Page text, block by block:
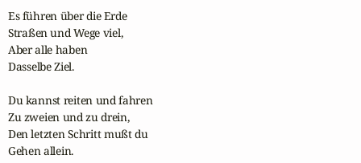
Es führen über die Erde
Straßen und Wege viel,
Aber alle haben
Dasselbe Ziel.
Du kannst reiten und fahren
Zu zweien und zu drein,
Den letzten Schritt mußt du
Gehen allein.